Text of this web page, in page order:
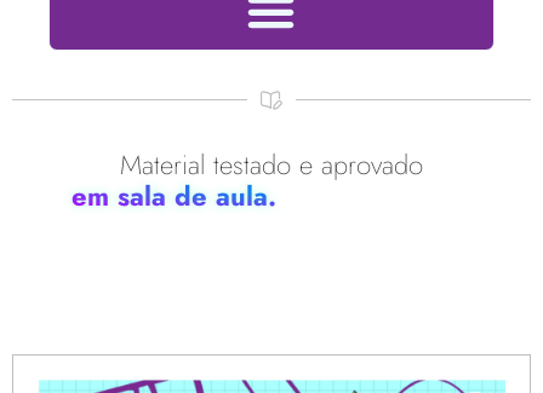
Material testado e aprovado
em sala de aula.